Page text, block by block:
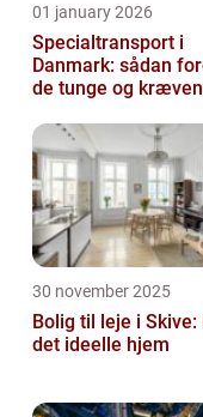
01 january 2026
Specialtransport i
Danmark: sådan
de tunge og
30 november 2025
Bolig til leje i Skive:
det ideelle hjem